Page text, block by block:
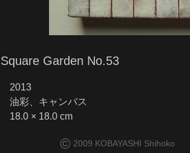
Square Garden No.53
2013
油彩、キャンバス
18.0 × 18.0 cm
© 2009 KOBAYASHI Shihoko